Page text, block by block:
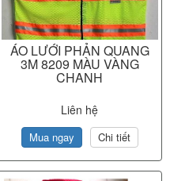
ÁO LƯỚI PHẢN QUANG
3M 8209 MÀU VÀNG
CHANH
Liên hệ
Mua ngay Chi tiết